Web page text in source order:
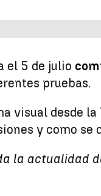
el 5 de julio
pruebas.
visual desde
y como
la actualidad